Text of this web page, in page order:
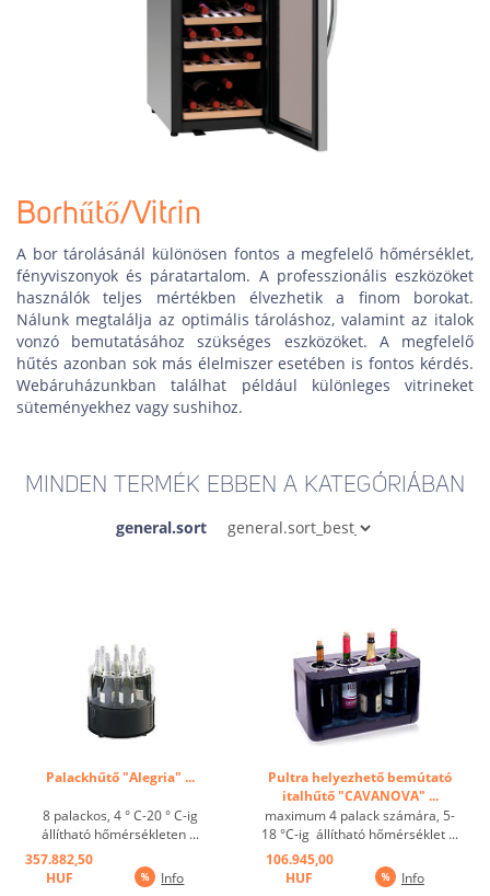
Borhűtő/Vitrin
A bor tárolásánál különösen fontos a megfelelő hőmérséklet,
fényviszonyok és páratartalom. A professzionális eszközöket
használók teljes mértékben élvezhetik a finom borokat.
Nálunk megtalálja az optimális tároláshoz, valamint az italok
vonzó bemutatásához szükséges eszközöket. A megfelelő
hűtés azonban sok más élelmiszer esetében is fontos kérdés.
Webáruházunkban találhat például különleges vitrineket
süteményekhez vagy sushihoz.
MINDEN TERMÉK EBBEN A KATEGÓRIÁBAN
general.sort
Palackhűtő "Alegria" ...
8 palackos, 4 ° C-20 ° C-ig
állítható hőmérsékleten ...
357.882,50
HUF
Info
Pultra helyezhető bemútató
italhűtő "CAVANOVA" ...
maximum 4 palack számára, 5-
18 °C-ig állítható hőmérséklet ...
106.945,00
HUF
Info